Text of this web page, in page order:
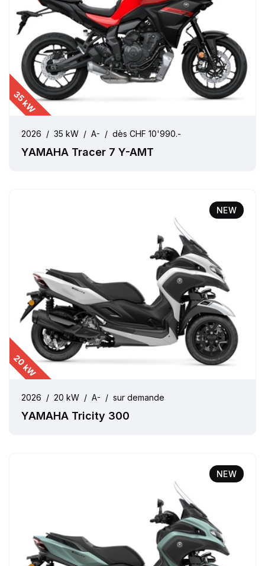
35 kW
2026 / 35 kW / A- / dès CHF 10'990.-
YAMAHA Tracer 7 Y-AMT
NEW
20 kW
2026 / 20 kW / A- / sur demande
YAMAHA Tricity 300
NEW